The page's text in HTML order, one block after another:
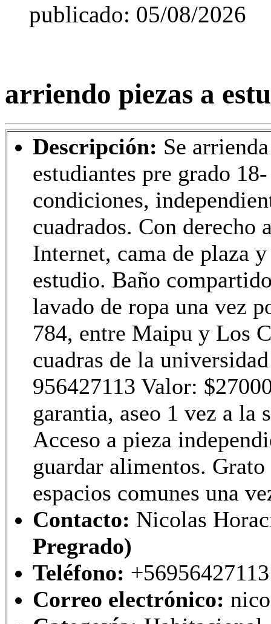
publicado: 05/08/2026
arriendo piezas a
Descripción: Se
estudiantes pre grado
condiciones,
cuadrados. Con derecho
Internet, cama de plaza
estudio. Baño
lavado de ropa una vez
784, entre Maipu y Los
cuadras de la
956427113 Valor:
garantia, aseo 1 vez a la
Acceso a pieza
guardar alimentos.
espacios comunes una
Contacto: Nicolas
Pregrado)
Teléfono: +56956427113
Correo electrónico: